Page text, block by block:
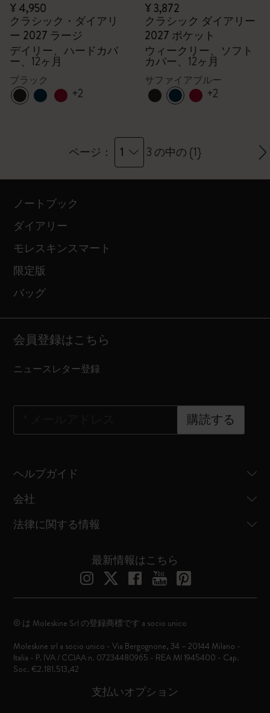
¥ 4,950
クラシック・ダイアリ
ー 2027 ラージ
デイリー、ハードカバ
ー、12ヶ月
ブラック
+2
¥ 3,872
クラシック ダイアリー
2027 ポケット
ウィークリー、ソフト
カバー、12ヶ月
サファイアブルー
+2
ページ： 1 3 の中の {1}
ノートブック
ダイアリー
モレスキンスマート
限定版
バッグ
会員登録はこちら
ニュースレター登録
購読する
ヘルプガイド
会社
法律に関する情報
最新情報はこちら
支払いオプション
© は Moleskine Srl の登録商標です a socio unico
Moleskine srl a socio unico - Via Bergognone, 34 – 20144 Milano -
Italia - P. IVA / CCIAA n. 07234480965 - REA MI 1945400 - Cap.
Soc. €2.181.513,42